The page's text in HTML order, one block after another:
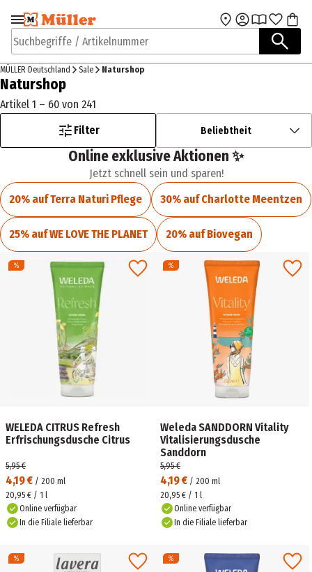
Zur Navigation
springen
Zum Hauptinhalt
Suchbegriffe / Artikelnummer
MÜLLER Deutschland Sale Naturshop
Naturshop
Artikel 1 – 60 von 241
Filter
Beliebtheit
Online exklusive Aktionen ✨
Jetzt schnell sein und sparen!
20% auf Terra Naturi Pflege
30% auf Charlotte Meentzen
25% auf WE LOVE THE PLANET 20% auf Biovegan
WELEDA CITRUS Refresh
Erfrischungsdusche Citrus
4,19 € / 200 ml
5,95 €
20,95 € / 1 l
Online verfügbar
In die Filiale lieferbar
Weleda SANDDORN Vitality
Vitalisierungsdusche
Sanddorn
4,19 € / 200 ml
5,95 €
20,95 € / 1 l
Online verfügbar
In die Filiale lieferbar